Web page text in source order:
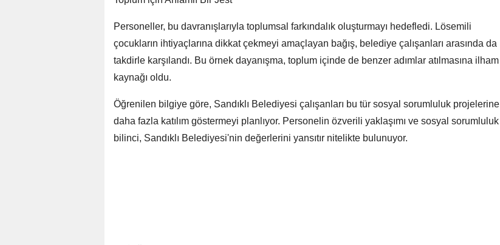
Personeller, bu davranışlarıyla toplumsal farkındalık oluşturmayı hedefledi. Lösemili
çocukların ihtiyaçlarına dikkat çekmeyi amaçlayan bağış, belediye çalışanları arasında da
takdirle karşılandı. Bu örnek dayanışma, toplum içinde de benzer adımlar atılmasına ilham
kaynağı oldu.
Öğrenilen bilgiye göre, Sandıklı Belediyesi çalışanları bu tür sosyal sorumluluk projelerine
daha fazla katılım göstermeyi planlıyor. Personelin özverili yaklaşımı ve sosyal sorumluluk
bilinci, Sandıklı Belediyesi'nin değerlerini yansıtır nitelikte bulunuyor.